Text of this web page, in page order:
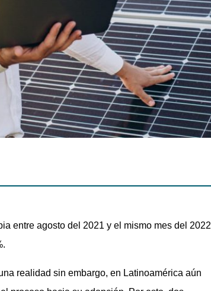
entre agosto del 2021 y el mismo mes del 2022
realidad sin embargo, en Latinoamérica aún